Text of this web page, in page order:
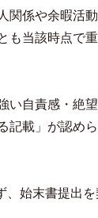
係や余暇活
当該時点で
自責感・絶
載」が認め
始末書提出